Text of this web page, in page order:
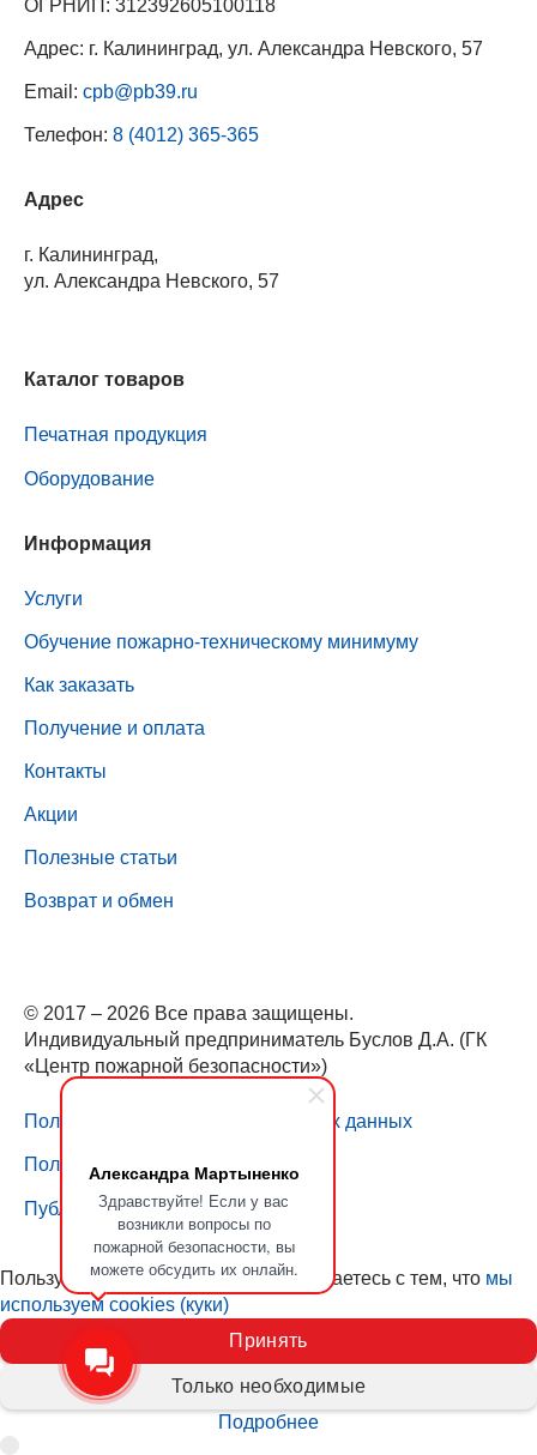
Александра Мартыненко
Здравствуйте! Если у вас
возникли вопросы по
пожарной безопасности, вы
можете обсудить их онлайн.
ОГРНИП: 312392605100118
Адрес: г. Калининград, ул. Александра Невского, 57
Email: cpb@pb39.ru
Телефон: 8 (4012) 365-365
Адрес
г. Калининград,
ул. Александра Невского, 57
Каталог товаров
Печатная продукция
Оборудование
Информация
Услуги
Обучение пожарно-техническому минимуму
Как заказать
Получение и оплата
Контакты
Акции
Полезные статьи
Возврат и обмен
© 2017 – 2026 Все права защищены.
Индивидуальный предприниматель Буслов Д.А. (ГК
«Центр пожарной безопасности»)
Политика обработки персональных данных
Пользовательское соглашение
Публичная оферта
Пользуясь нашим сайтом, вы соглашаетесь с тем, что мы
используем cookies (куки)
Принять
Только необходимые
Подробнее